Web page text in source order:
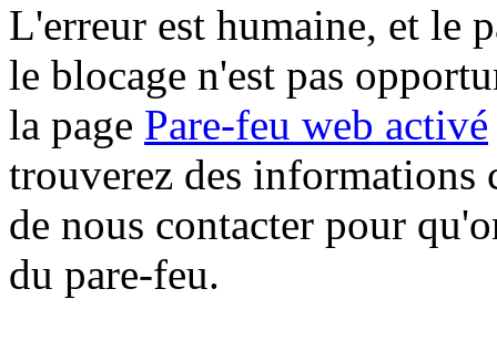
L'erreur est humaine, et le
le blocage n'est pas
la page Pare-feu web activé
trouverez des informations
de nous contacter pour
du pare-feu.